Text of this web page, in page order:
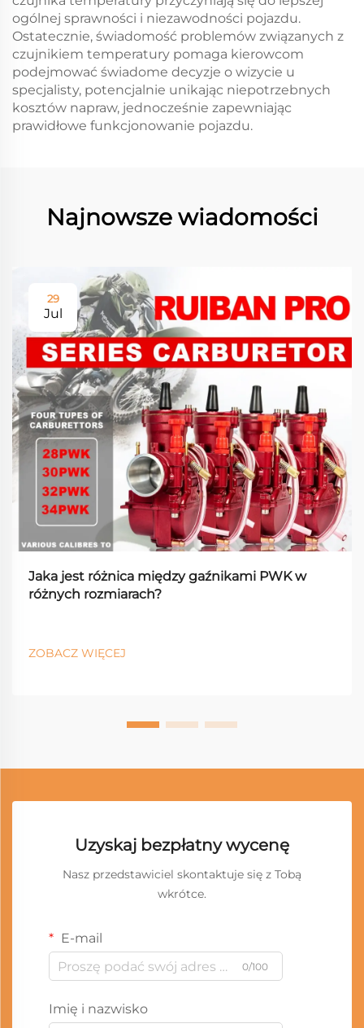
ogólnej sprawności i niezawodności pojazdu.
Ostatecznie, świadomość problemów związanych z
czujnikiem temperatury pomaga kierowcom
podejmować świadome decyzje o wizycie u
specjalisty, potencjalnie unikając niepotrzebnych
kosztów napraw, jednocześnie zapewniając
prawidłowe funkcjonowanie pojazdu.
Najnowsze wiadomości
29
Jul
Jaka jest różnica między gaźnikami PWK w
różnych rozmiarach?
ZOBACZ WIĘCEJ
Uzyskaj bezpłatny wycenę
Nasz przedstawiciel skontaktuje się z Tobą
wkrótce.
E-mail
0/100
Imię i nazwisko